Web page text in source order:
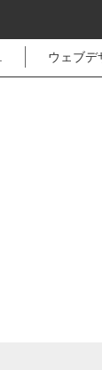
ウェブデ